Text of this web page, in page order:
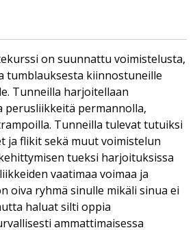
on suunnattu voimistelusta,
tumblauksesta kiinnostuneille
Tunneilla harjoitellaan
permannolla,
Tunneilla tulevat tutuiksi
ja flikit sekä muut voimistelun
tueksi harjoituksissa
vaatimaa voimaa ja
oiva ryhmä sinulle mikäli sinua ei
haluat silti oppia
ammattimaisessa